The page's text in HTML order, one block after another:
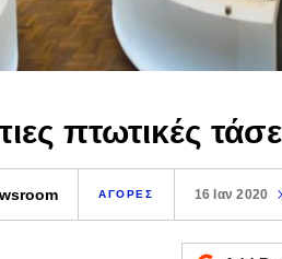
πτωτικές
ΑΓΟΡΕΣ 16 Ιαν 2020